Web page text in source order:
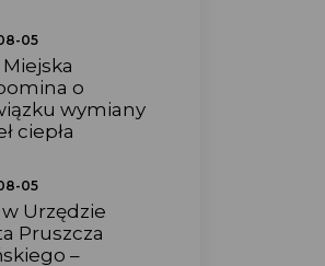
05
o
wymiany
ciepła
05
w Urzędzie
Pruszcza
–